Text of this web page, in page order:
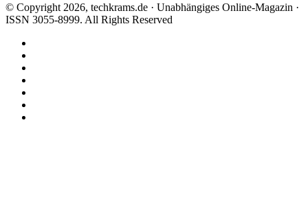
© Copyright 2026, techkrams.de · Unabhängiges Online-Magazin ·
ISSN 3055-8999. All Rights Reserved